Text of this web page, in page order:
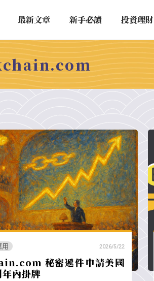
最新文章 新手必讀 投資理財
用 2026/5/22
秘密遞件申請美國
內掛牌